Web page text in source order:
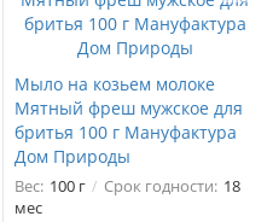
Мыло на козьем молоке
Мятный фреш мужское для
бритья 100 г Мануфактура
Дом Природы
Вес: 100 г Срок годности: 18
мес